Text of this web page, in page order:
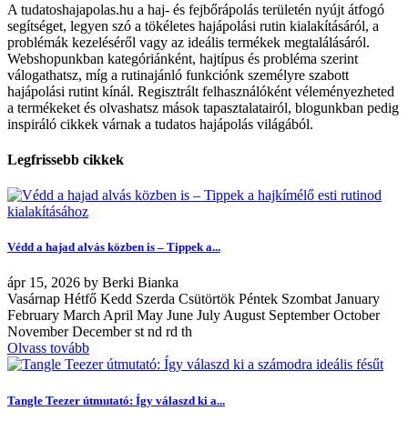
A tudatoshajapolas.hu a haj- és fejbőrápolás területén nyújt átfogó
segítséget, legyen szó a tökéletes hajápolási rutin kialakításáról, a
problémák kezeléséről vagy az ideális termékek megtalálásáról.
Webshopunkban kategóriánként, hajtípus és probléma szerint
válogathatsz, míg a rutinajánló funkciónk személyre szabott
hajápolási rutint kínál. Regisztrált felhasználóként véleményezheted
a termékeket és olvashatsz mások tapasztalatairól, blogunkban pedig
inspiráló cikkek várnak a tudatos hajápolás világából.
Legfrissebb cikkek
Védd a hajad alvás közben is – Tippek a...
ápr 15, 2026 by Berki Bianka
Vasárnap Hétfő Kedd Szerda Csütörtök Péntek Szombat January
February March April May June July August September October
November December st nd rd th
Olvass tovább
Tangle Teezer útmutató: Így válaszd ki a...